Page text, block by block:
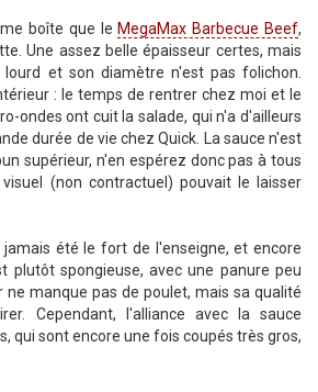
boîte que le MegaMax Barbecue Beef,
Une assez belle épaisseur certes, mais
et son diamètre n'est pas folichon.
: le temps de rentrer chez moi et le
ondes ont cuit la salade, qui n'a d'ailleurs
durée de vie chez Quick. La sauce n'est
supérieur, n'en espérez donc pas à tous
(non contractuel) pouvait le laisser
jamais été le fort de l'enseigne, et encore
plutôt spongieuse, avec une panure peu
ne manque pas de poulet, mais sa qualité
Cependant, l'alliance avec la sauce
qui sont encore une fois coupés très gros,